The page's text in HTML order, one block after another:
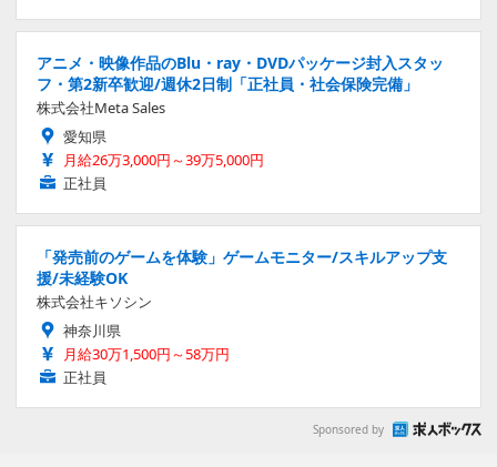
アニメ・映像作品のBlu・ray・DVDパッケージ封入スタッ
フ・第2新卒歓迎/週休2日制「正社員・社会保険完備」
株式会社Meta Sales
愛知県
月給26万3,000円～39万5,000円
正社員
「発売前のゲームを体験」ゲームモニター/スキルアップ支
援/未経験OK
株式会社キソシン
神奈川県
月給30万1,500円～58万円
正社員
Sponsored by